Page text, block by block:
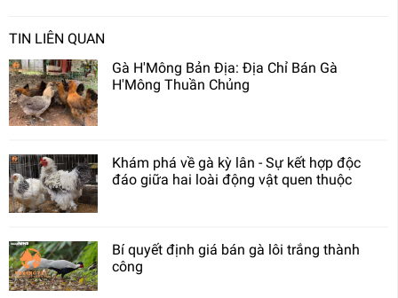
TIN LIÊN QUAN
Gà H'Mông Bản Địa: Địa Chỉ Bán Gà
H'Mông Thuần Chủng
Khám phá về gà kỳ lân - Sự kết hợp độc
đáo giữa hai loài động vật quen thuộc​
Bí quyết định giá bán gà lôi trắng thành
công